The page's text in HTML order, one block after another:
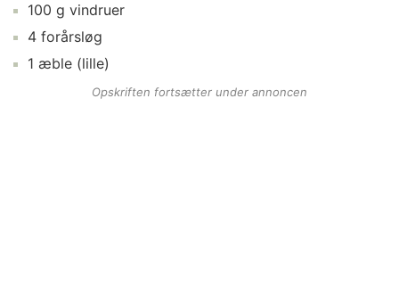
100 g vindruer
4 forårsløg
1 æble (lille)
Opskriften fortsætter under annoncen